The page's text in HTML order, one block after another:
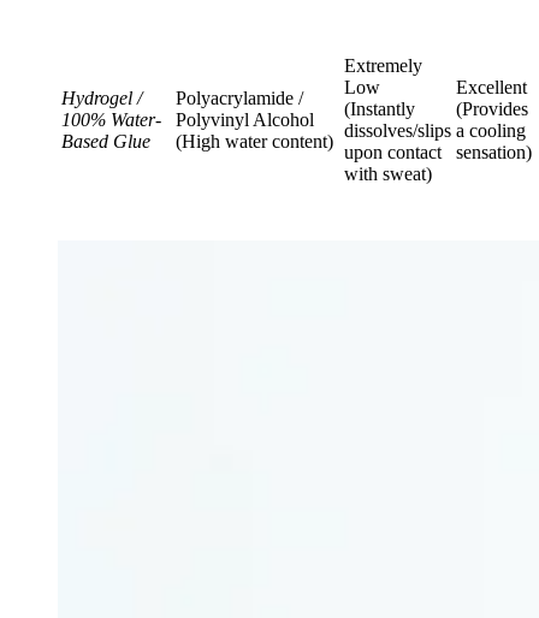
Hydrogel /
100% Water-
Based Glue
Polyacrylamide /
Polyvinyl Alcohol
(High water content)
Extremely
Low
(Instantly
dissolves/slips
upon contact
with sweat)
Excellent
(Provides
a cooling
sensation)